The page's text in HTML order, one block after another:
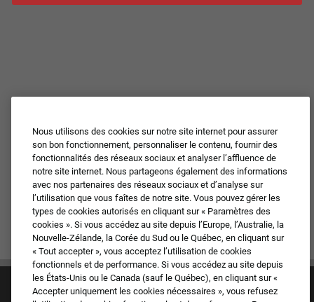
Nous utilisons des cookies sur notre site internet pour assurer
son bon fonctionnement, personnaliser le contenu, fournir des
fonctionnalités des réseaux sociaux et analyser l’affluence de
notre site internet. Nous partageons également des informations
avec nos partenaires des réseaux sociaux et d’analyse sur
l’utilisation que vous faîtes de notre site. Vous pouvez gérer les
types de cookies autorisés en cliquant sur « Paramètres des
cookies ». Si vous accédez au site depuis l’Europe, l’Australie, la
Nouvelle-Zélande, la Corée du Sud ou le Québec, en cliquant sur
« Tout accepter », vous acceptez l’utilisation de cookies
fonctionnels et de performance. Si vous accédez au site depuis
les États-Unis ou le Canada (sauf le Québec), en cliquant sur «
Accepter uniquement les cookies nécessaires », vous refusez